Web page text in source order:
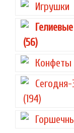
Игрушки
(56)
Конфеты
Сегодня-
(194)